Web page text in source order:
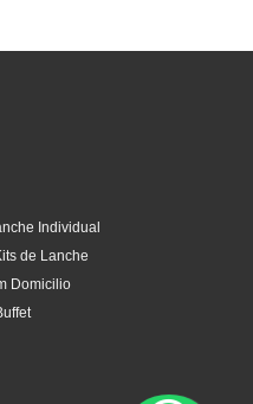
Individual
de Lanche
Domicilio